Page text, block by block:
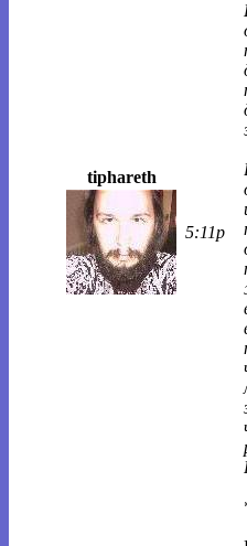
tiphareth
5:11p